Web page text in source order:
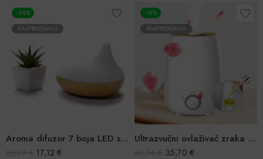
Aroma difuzor 7 boja LED svjetla
€
Ultrazvučni ovlaživač zraka – difuzor
35,70€
-48%